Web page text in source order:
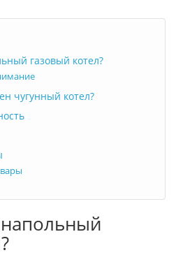
газовый котел?
чугунный котел?